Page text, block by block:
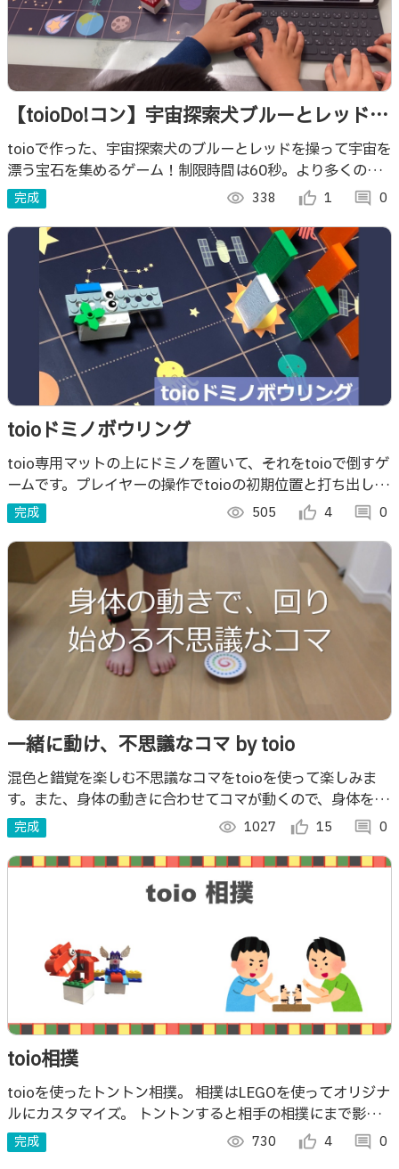
【toioDo!コン】宇宙探索犬ブルーとレッドの
キラキラ宝石集め
toioで作った、宇宙探索犬のブルーとレッドを操って宇宙を
漂う宝石を集めるゲーム！制限時間は60秒。より多くの宝
石を集めてポイントを獲得した方が勝ち！
完成 visibility 338 thumb_up_alt 1 comment 0
toioドミノボウリング
toio専用マットの上にドミノを置いて、それをtoioで倒すゲ
ームです。プレイヤーの操作でtoioの初期位置と打ち出し方
向を決めてドミノを狙います。（ #toio #Doコン #toioDo
）
完成 visibility 505 thumb_up_alt 4 comment 0
一緒に動け、不思議なコマ by toio
混色と錯覚を楽しむ不思議なコマをtoioを使って楽しみま
す。また、身体の動きに合わせてコマが動くので、身体を動
かしながら楽しむことができます。 #toioDo #Doコン
完成 visibility 1027 thumb_up_alt 15 comment 0
toio相撲
toioを使ったトントン相撲。 相撲はLEGOを使ってオリジナ
ルにカスタマイズ。 トントンすると相手の相撲にまで影響
が！？必殺技で一撃必殺を狙え。 未来のtoio相撲の横綱は
君だ！
完成 visibility 730 thumb_up_alt 4 comment 0